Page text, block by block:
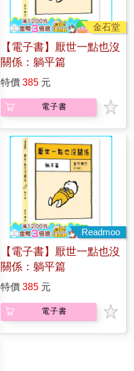
金石堂
【電子書】厭世一點也沒
關係：躺平篇
特價 385 元
電子書
Readmoo
【電子書】厭世一點也沒
關係：躺平篇
特價 385 元
電子書